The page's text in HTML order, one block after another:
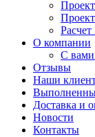
О компании
С вами
Отзывы
Наши
Доставка и
Новости
Контакты